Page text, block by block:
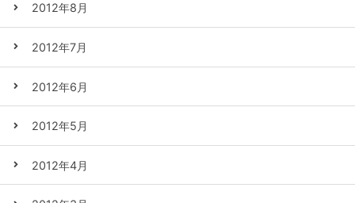
2012年8月
2012年7月
2012年6月
2012年5月
2012年4月